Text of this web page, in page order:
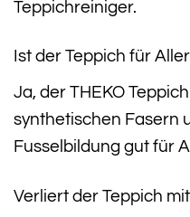
Teppichreiniger.
Ist der Teppich für
Ja, der THEKO
synthetischen Fasern
Fusselbildung gut für
Verliert der Teppich